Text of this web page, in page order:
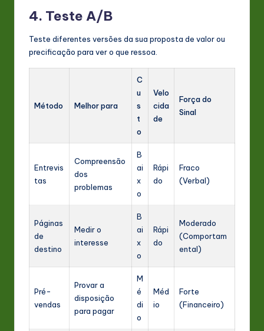
4. Teste A/B
Teste diferentes versões da sua proposta de valor ou
precificação para ver o que ressoa.
Método Melhor para
C
u
s
t
o
Velo
cida
de
Força do
Sinal
Entrevis
tas
Compreensão
dos
problemas
B
ai
x
o
Rápi
do
Fraco
(Verbal)
Páginas
de
destino
Medir o
interesse
B
ai
x
o
Rápi
do
Moderado
(Comportam
ental)
Pré-
vendas
Provar a
disposição
para pagar
M
é
di
o
Méd
io
Forte
(Financeiro)